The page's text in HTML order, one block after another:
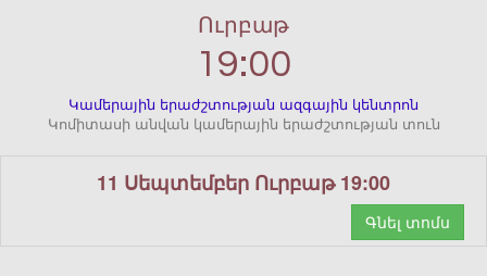
Ուրբաթ
19:00
Կամերային երաժշտության ազգային կենտրոն
Կոմիտասի անվան կամերային երաժշտության տուն
11 Սեպտեմբեր Ուրբաթ 19:00
Գնել տոմս